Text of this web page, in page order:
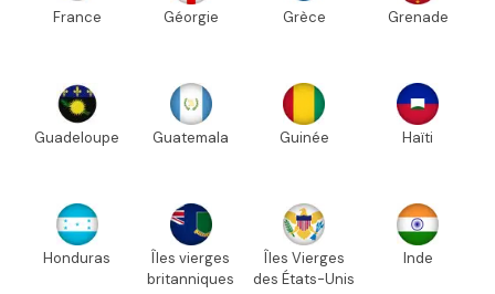
France Géorgie Grèce Grenade
Guadeloupe Guatemala Guinée Haïti
Honduras
Îles vierges
britanniques
Îles Vierges
des États-Unis
Inde